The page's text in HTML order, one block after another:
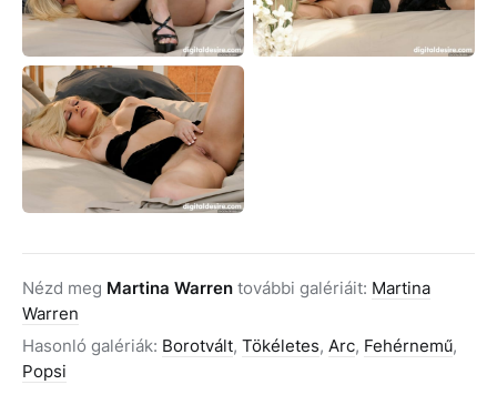
Nézd meg Martina Warren további galériáit: Martina
Warren
Hasonló galériák: Borotvált, Tökéletes, Arc, Fehérnemű,
Popsi